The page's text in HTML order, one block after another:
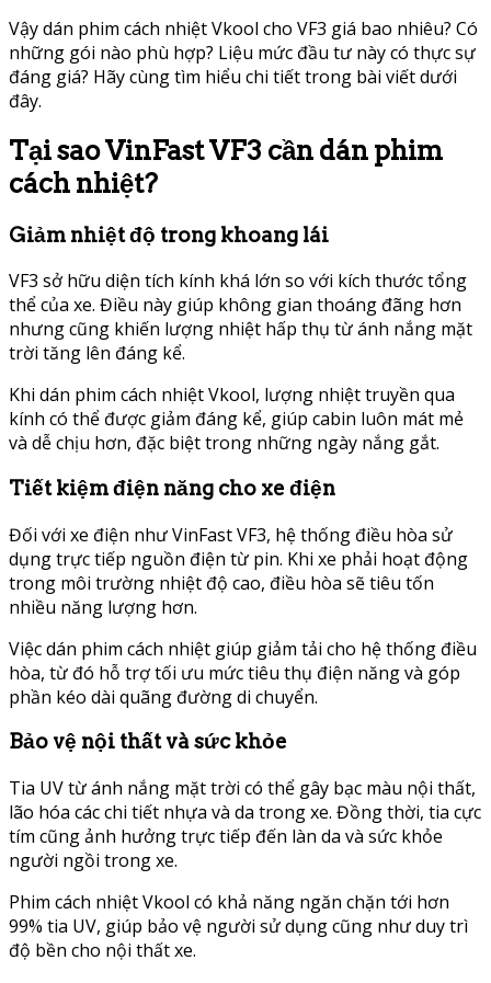
Vậy dán phim cách nhiệt Vkool cho VF3 giá bao nhiêu? Có
những gói nào phù hợp? Liệu mức đầu tư này có thực sự
đáng giá? Hãy cùng tìm hiểu chi tiết trong bài viết dưới
đây.
Tại sao VinFast VF3 cần dán phim
cách nhiệt?
Giảm nhiệt độ trong khoang lái
VF3 sở hữu diện tích kính khá lớn so với kích thước tổng
thể của xe. Điều này giúp không gian thoáng đãng hơn
nhưng cũng khiến lượng nhiệt hấp thụ từ ánh nắng mặt
trời tăng lên đáng kể.
Khi dán phim cách nhiệt Vkool, lượng nhiệt truyền qua
kính có thể được giảm đáng kể, giúp cabin luôn mát mẻ
và dễ chịu hơn, đặc biệt trong những ngày nắng gắt.
Tiết kiệm điện năng cho xe điện
Đối với xe điện như VinFast VF3, hệ thống điều hòa sử
dụng trực tiếp nguồn điện từ pin. Khi xe phải hoạt động
trong môi trường nhiệt độ cao, điều hòa sẽ tiêu tốn
nhiều năng lượng hơn.
Việc dán phim cách nhiệt giúp giảm tải cho hệ thống điều
hòa, từ đó hỗ trợ tối ưu mức tiêu thụ điện năng và góp
phần kéo dài quãng đường di chuyển.
Bảo vệ nội thất và sức khỏe
Tia UV từ ánh nắng mặt trời có thể gây bạc màu nội thất,
lão hóa các chi tiết nhựa và da trong xe. Đồng thời, tia cực
tím cũng ảnh hưởng trực tiếp đến làn da và sức khỏe
người ngồi trong xe.
Phim cách nhiệt Vkool có khả năng ngăn chặn tới hơn
99% tia UV, giúp bảo vệ người sử dụng cũng như duy trì
độ bền cho nội thất xe.